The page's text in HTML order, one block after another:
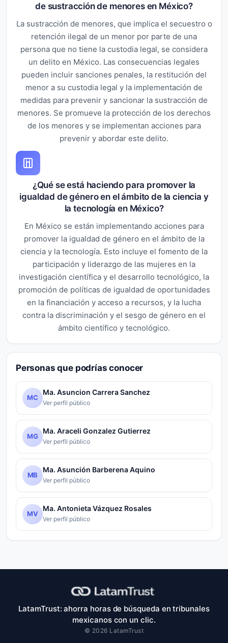
de sustracción de menores en México?
La sustracción de menores, que implica el secuestro o
retención ilegal de un menor por parte de una
persona que no tiene la custodia legal, se considera
un delito en México. Las consecuencias legales
pueden incluir sanciones penales, la restitución del
menor a su custodia legal y la implementación de
medidas para prevenir y sancionar la sustracción de
menores. Se promueve la protección de los derechos
de los menores y se implementan acciones para
prevenir y abordar este delito.
¿Qué se está haciendo para promover la
igualdad de género en el ámbito de la ciencia y
la tecnología en México?
En México se están implementando acciones para
promover la igualdad de género en el ámbito de la
ciencia y la tecnología. Esto incluye el fomento de la
participación y liderazgo de las mujeres en la
investigación científica y el desarrollo tecnológico, la
promoción de políticas de igualdad de oportunidades
en la financiación y acceso a recursos, y la lucha
contra la discriminación y el sesgo de género en el
ámbito científico y tecnológico.
Personas que podrías conocer
MC
Ma. Asuncion Carrera Sanchez
Ver perfil público
MG
Ma. Araceli Gonzalez Gutierrez
Ver perfil público
MB
Ma. Asunción Barberena Aquino
Ver perfil público
MV
Ma. Antonieta Vázquez Rosales
Ver perfil público
LatamTrust: ahorra horas de búsqueda en tribunales
mexicanos con un clic.
© 2026 LatamTrust